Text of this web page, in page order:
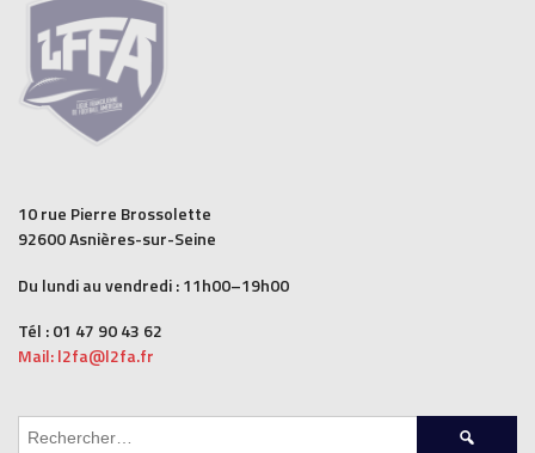
10 rue Pierre Brossolette
92600 Asnières-sur-Seine
Du lundi au vendredi : 11h00–19h00
Tél : 01 47 90 43 62
Mail: l2fa@l2fa.fr
Rechercher :